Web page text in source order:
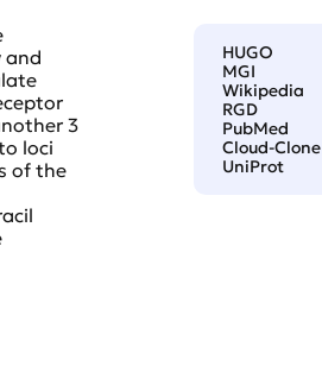
HUGO
MGI
Wikipedia
RGD
PubMed
Cloud-Clone
UniProt
and
3
loci
of the